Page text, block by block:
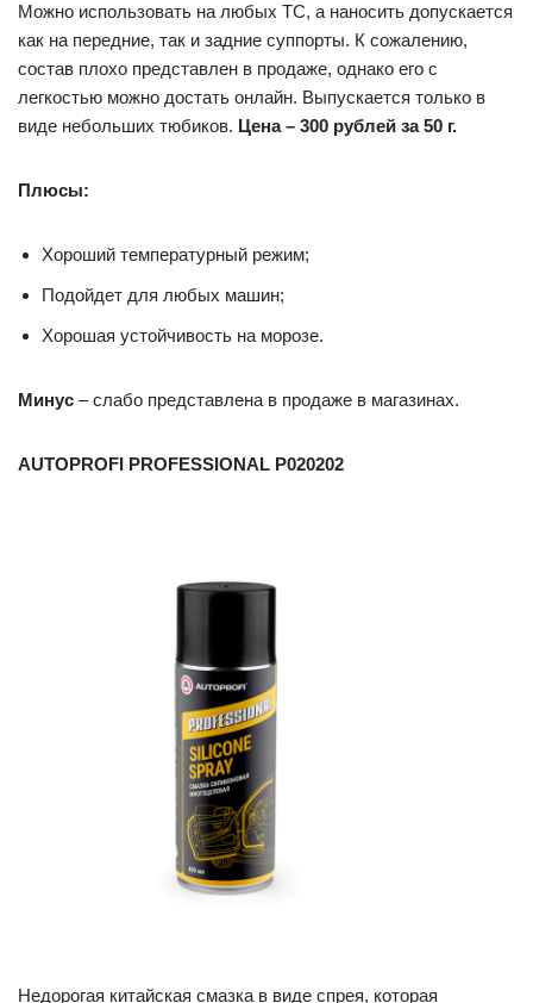
Можно использовать на любых ТС, а наносить допускается
как на передние, так и задние суппорты. К сожалению,
состав плохо представлен в продаже, однако его с
легкостью можно достать онлайн. Выпускается только в
виде небольших тюбиков. Цена – 300 рублей за 50 г.
Плюсы:
Хороший температурный режим;
Подойдет для любых машин;
Хорошая устойчивость на морозе.
Минус – слабо представлена в продаже в магазинах.
AUTOPROFI PROFESSIONAL P020202
Недорогая китайская смазка в виде спрея, которая